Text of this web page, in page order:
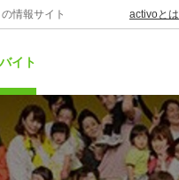
情報サイト activoとは
イト